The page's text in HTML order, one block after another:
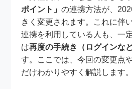
ポイント」の連携方法が、
きく変更されます。これに伴
連携を利用している人も、一
は再度の手続き（ログインなど
す。ここでは、今回の変更点
だけわかりやすく解説します。